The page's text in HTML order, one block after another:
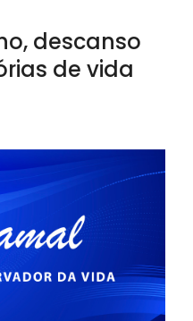
descanso
de vida